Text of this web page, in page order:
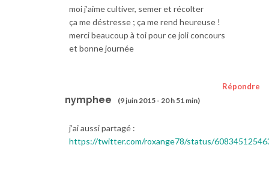
moi j’aime cultiver, semer et récolter
ça me déstresse ; ça me rend heureuse !
merci beaucoup à toi pour ce joli concours
et bonne journée
nymphee (9 juin 2015 - 20 h 51 min)
Répondre
j’ai aussi partagé :
https://twitter.com/roxange78/status/